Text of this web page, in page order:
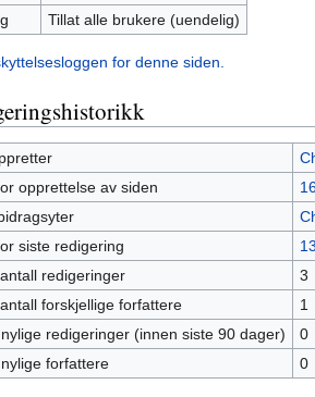
Tillat alle brukere (uendelig)
for denne siden.
opprettelse av siden
siste redigering
redigeringer
3
forskjellige forfattere
1
redigeringer (innen siste 90 dager)
0
forfattere
0